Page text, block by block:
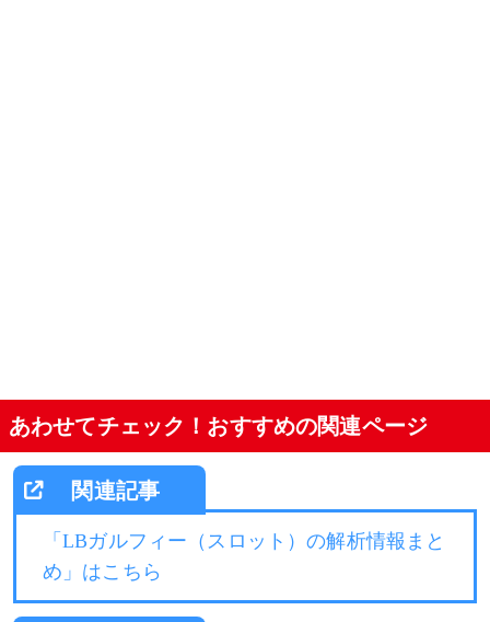
あわせてチェック！おすすめの関連ページ
「LBガルフィー（スロット）の解析情報まと
め」はこちら